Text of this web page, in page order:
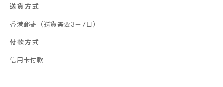
送貨方式
香港郵寄（送貨需要3－7日）
付款方式
信用卡付款